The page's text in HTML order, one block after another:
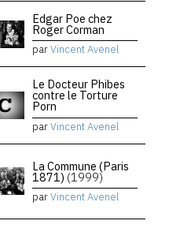
Edgar Poe chez
Roger Corman
parVincent Avenel
Le Docteur Phibes
contre le Torture
Porn
parVincent Avenel
La Commune (Paris
1871) (1999)
parVincent Avenel